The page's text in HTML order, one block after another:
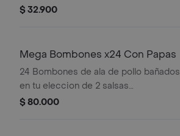
acompañados de papas a la francesa
deléitate!
$ 32.900
Mega Bombones x24 Con Papas
24 Bombones de ala de pollo bañados
en tu eleccion de 2 salsas
acompañados con una porcion
$ 80.000